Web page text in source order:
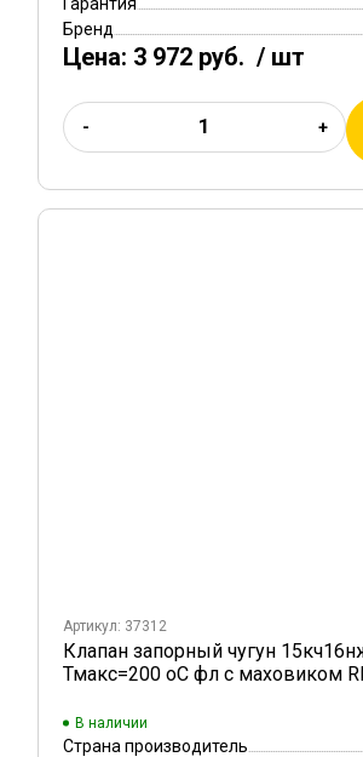
Бренд
Цена: 3 972 руб. / шт
- +
Артикул: 37312
Клапан запорный чугун
Тмакс=200 оС фл с маховиком
В наличии
Страна производитель